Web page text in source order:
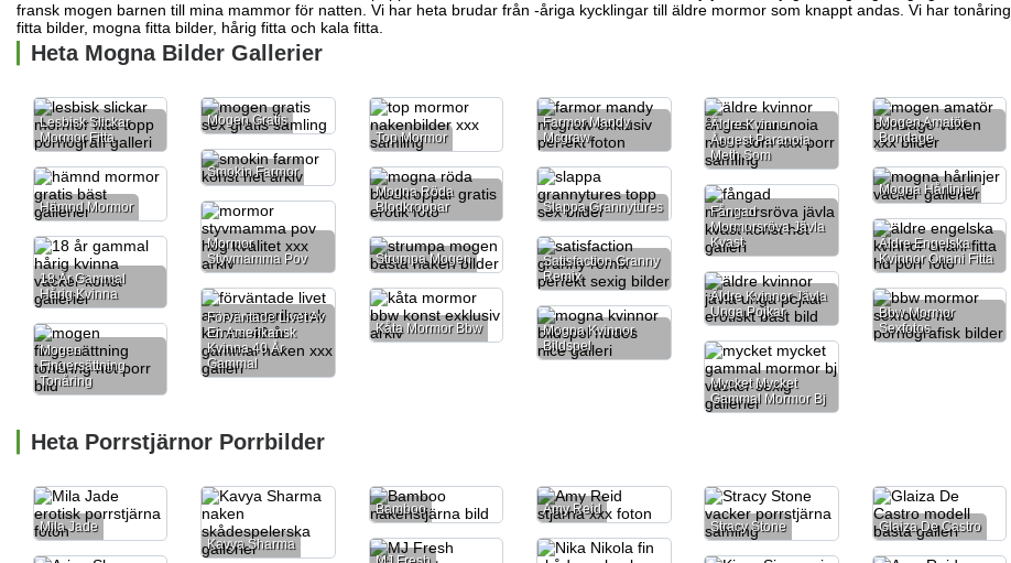
fransk mogen barnen till mina mammor för natten. Vi har heta brudar från -åriga kycklingar till äldre mormor som knappt andas. Vi har tonåring
fitta bilder, mogna fitta bilder, hårig fitta och kala fitta.
Heta Mogna Bilder Gallerier
Lesbisk Slickar
Mormor Fitta
Mogen Gratis
Top Mormor
Farmor Mandy
Mcgraw
Äldre Kvinnor
Ångest Paranoia
Meth Som
Mogen Amatör
Bondage
Smokin Farmor
Hämnd Mormor
Mogna Röda
Blodkroppar
Slappa Grannytures
Mogna Hårlinjer
Fångad
Mormorsröva Jävla
Kvast
Mormor
Styvmamma Pov
Äldre Engelska
Kvinnor Onani Fitta
18 År Gammal
Hårig Kvinna
Strumpa Mogen
Satisfaction Granny
Remix
Äldre Kvinnor Jävla
Unga Pojkar
Förväntade Livet Av
En Amerikansk
Kvinna 40 År
Gammal
Kåta Mormor Bbw
Bbw Mormor
Sexfotos
Mogna Kvinnor
Bildspel
Mogen
Fingersättning
Tonåring
Mycket Mycket
Gammal Mormor Bj
Heta Porrstjärnor Porrbilder
Mila Jade
Kavya Sharma
Bamboo
Amy Reid
Stracy Stone
Glaiza De Castro